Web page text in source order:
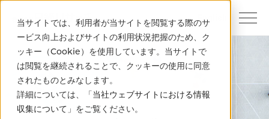
当サイトでは、利用者が当サイトを閲覧する際のサ
ービス向上およびサイトの利用状況把握のため、ク
ッキー（Cookie）を使用しています。当サイトで
は閲覧を継続されることで、クッキーの使用に同意
されたものとみなします。
詳細については、「 当社ウェブサイトにおける情報
収集について」をご覧ください。
English